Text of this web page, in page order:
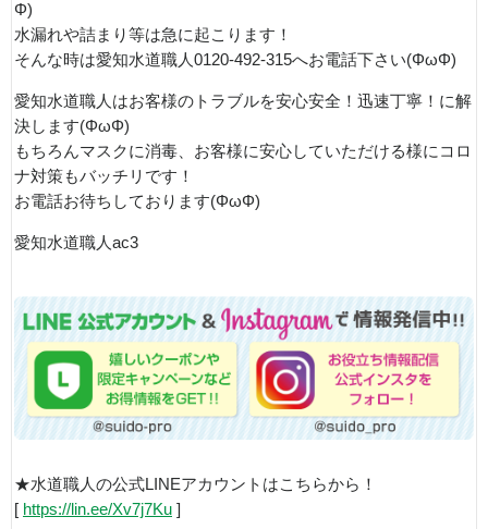
Φ)
水漏れや詰まり等は急に起こります！
そんな時は愛知水道職人0120-492-315へお電話下さい(ΦωΦ)
愛知水道職人はお客様のトラブルを安心安全！迅速丁寧！に解
決します(ΦωΦ)
もちろんマスクに消毒、お客様に安心していただける様にコロ
ナ対策もバッチリです！
お電話お待ちしております(ΦωΦ)
愛知水道職人ac3
★水道職人の公式LINEアカウントはこちらから！
[ https://lin.ee/Xv7j7Ku ]